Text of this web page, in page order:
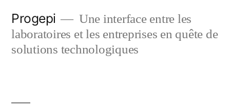
content
Progepi
Une interface entre les
laboratoires et les entreprises en quête de
solutions technologiques